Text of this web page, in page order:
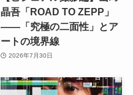
晶吾「ROAD TO ZEPP」
――「究極の二面性」とア
ートの境界線
2026年7月30日